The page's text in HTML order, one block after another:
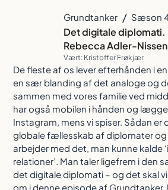
ANVEND FILTRE
Grundtanker / Sæson
Det digitale
Rebecca Adler-
Vært: Kristoffer Frøkjær
De fleste af os lever efterhånden i
en sær blanding af det analoge og
sammen med vores familie ved
har også mobilen i hånden og
Instagram, mens vi spiser. Sådan er
globale fællesskab af diplomater
arbejder med det, man kunne kalde
relationer’. Man taler ligefrem i den
det digitale diplomati – og det skal
om i denne episode af Grundtanker,